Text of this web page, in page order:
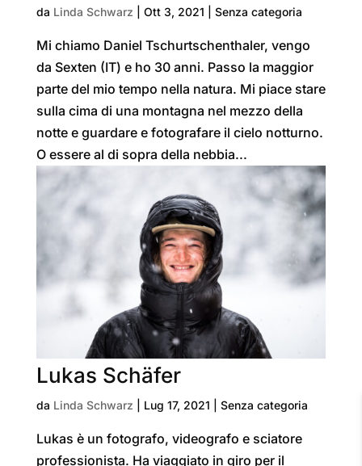
da Linda Schwarz Ott 3, 2021 | Senza categoria
Mi chiamo Daniel Tschurtschenthaler, vengo
da Sexten (IT) e ho 30 anni. Passo la maggior
parte del mio tempo nella natura. Mi piace stare
sulla cima di una montagna nel mezzo della
notte e guardare e fotografare il cielo notturno.
O essere al di sopra della nebbia...
Lukas Schäfer
da Linda Schwarz Lug 17, 2021 | Senza categoria
Lukas è un fotografo, videografo e sciatore
professionista. Ha viaggiato in giro per il